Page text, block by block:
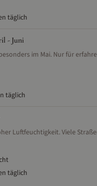
täglich
- Juni
im Mai. Nur für
täglich
Luftfeuchtigkeit. Viele
täglich